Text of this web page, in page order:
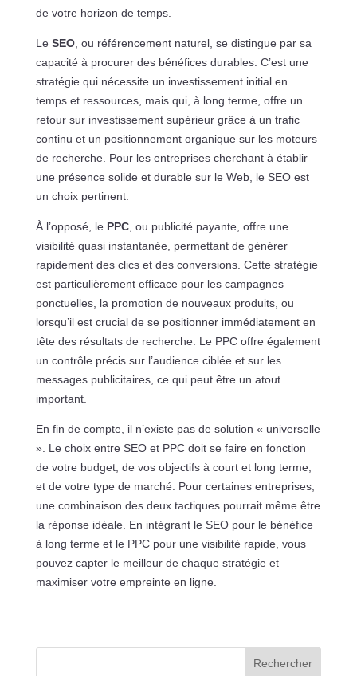
de votre horizon de temps.
Le SEO, ou référencement naturel, se distingue par sa
capacité à procurer des bénéfices durables. C’est une
stratégie qui nécessite un investissement initial en
temps et ressources, mais qui, à long terme, offre un
retour sur investissement supérieur grâce à un trafic
continu et un positionnement organique sur les moteurs
de recherche. Pour les entreprises cherchant à établir
une présence solide et durable sur le Web, le SEO est
un choix pertinent.
À l’opposé, le PPC, ou publicité payante, offre une
visibilité quasi instantanée, permettant de générer
rapidement des clics et des conversions. Cette stratégie
est particulièrement efficace pour les campagnes
ponctuelles, la promotion de nouveaux produits, ou
lorsqu’il est crucial de se positionner immédiatement en
tête des résultats de recherche. Le PPC offre également
un contrôle précis sur l’audience ciblée et sur les
messages publicitaires, ce qui peut être un atout
important.
En fin de compte, il n’existe pas de solution « universelle
». Le choix entre SEO et PPC doit se faire en fonction
de votre budget, de vos objectifs à court et long terme,
et de votre type de marché. Pour certaines entreprises,
une combinaison des deux tactiques pourrait même être
la réponse idéale. En intégrant le SEO pour le bénéfice
à long terme et le PPC pour une visibilité rapide, vous
pouvez capter le meilleur de chaque stratégie et
maximiser votre empreinte en ligne.
Rechercher